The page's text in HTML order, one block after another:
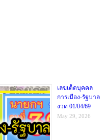
เลขเด็ดบุคคล
การเมือง-รัฐบาล
งวด 01/04/69
May 29, 2026